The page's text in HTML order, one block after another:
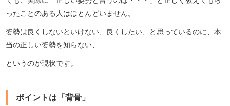
ったことのある人はほとんどいません。
姿勢は良くしないといけない、良くしたい、と思っているのに、本
当の正しい姿勢を知らない、
というのが現状です。
ポイントは「背骨」